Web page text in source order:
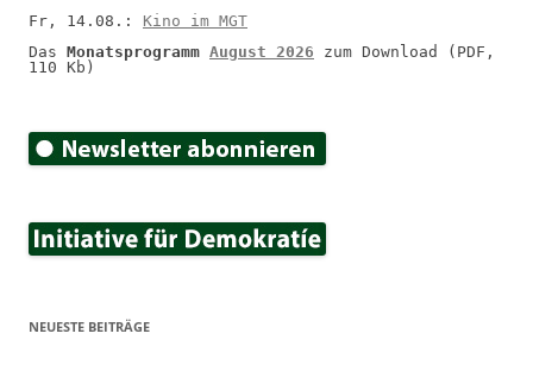
Fr, 14.08.: Kino im MGT
Das Monatsprogramm August 2026 zum Download (PDF,
110 Kb)
NEUESTE BEITRÄGE